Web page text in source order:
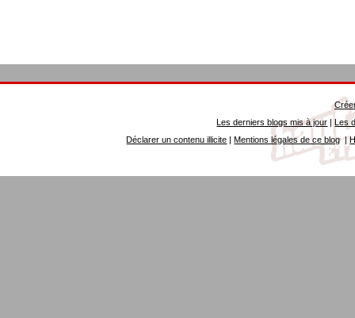
Les derniers blogs mis à jour |Les
Déclarer un contenu illicite |Mentions légales de ce blog|